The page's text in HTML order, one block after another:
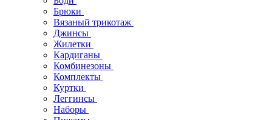
Брюки
Вязаный трикотаж
Джинсы
Жилетки
Кардиганы
Комбинезоны
Комплекты
Куртки
Леггинсы
Наборы